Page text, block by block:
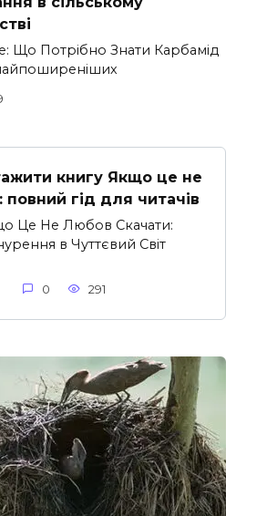
Що Потрібно Знати Карбамід
книгу Якщо це не
повний гід для читачів
Це Не Любов Скачати:
в Чуттєвий Світ
0 291